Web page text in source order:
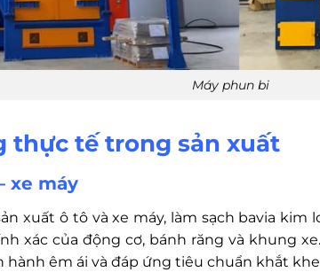
Máy phun bi
thực tế trong sản xuất
xe máy
xuất ô tô và xe máy, làm sạch bavia
xác của động cơ, bánh răng và khung
hành êm ái và đáp ứng tiêu chuẩn khắt